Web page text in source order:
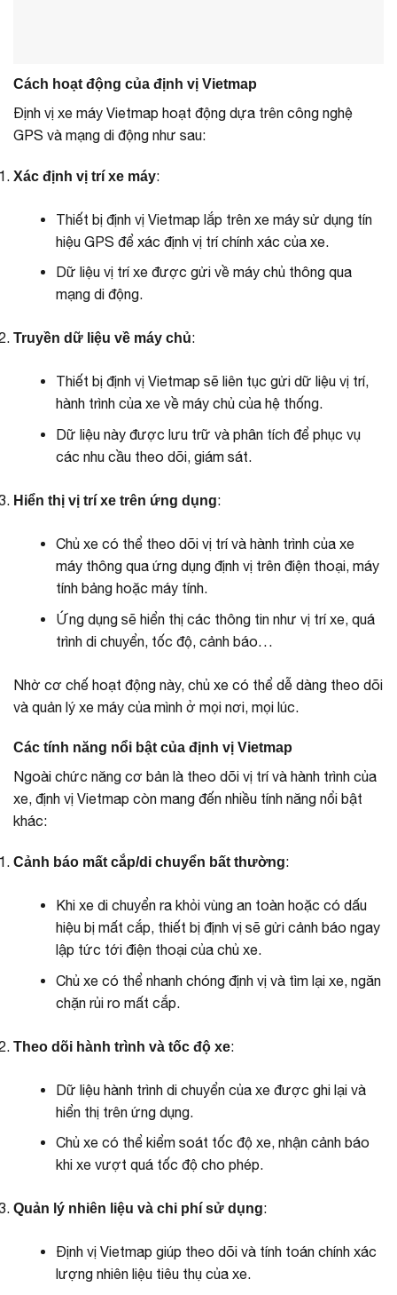
Cách hoạt động của định vị Vietmap
Định vị xe máy Vietmap hoạt động dựa trên công nghệ
GPS và mạng di động như sau:
Xác định vị trí xe máy:
Thiết bị định vị Vietmap lắp trên xe máy sử dụng tín
hiệu GPS để xác định vị trí chính xác của xe.
Dữ liệu vị trí xe được gửi về máy chủ thông qua
mạng di động.
Truyền dữ liệu về máy chủ:
Thiết bị định vị Vietmap sẽ liên tục gửi dữ liệu vị trí,
hành trình của xe về máy chủ của hệ thống.
Dữ liệu này được lưu trữ và phân tích để phục vụ
các nhu cầu theo dõi, giám sát.
Hiển thị vị trí xe trên ứng dụng:
Chủ xe có thể theo dõi vị trí và hành trình của xe
máy thông qua ứng dụng định vị trên điện thoại, máy
tính bảng hoặc máy tính.
Ứng dụng sẽ hiển thị các thông tin như vị trí xe, quá
trình di chuyển, tốc độ, cảnh báo…
Nhờ cơ chế hoạt động này, chủ xe có thể dễ dàng theo dõi
và quản lý xe máy của mình ở mọi nơi, mọi lúc.
Các tính năng nổi bật của định vị Vietmap
Ngoài chức năng cơ bản là theo dõi vị trí và hành trình của
xe, định vị Vietmap còn mang đến nhiều tính năng nổi bật
khác:
Cảnh báo mất cắp/di chuyển bất thường:
Khi xe di chuyển ra khỏi vùng an toàn hoặc có dấu
hiệu bị mất cắp, thiết bị định vị sẽ gửi cảnh báo ngay
lập tức tới điện thoại của chủ xe.
Chủ xe có thể nhanh chóng định vị và tìm lại xe, ngăn
chặn rủi ro mất cắp.
Theo dõi hành trình và tốc độ xe:
Dữ liệu hành trình di chuyển của xe được ghi lại và
hiển thị trên ứng dụng.
Chủ xe có thể kiểm soát tốc độ xe, nhận cảnh báo
khi xe vượt quá tốc độ cho phép.
Quản lý nhiên liệu và chi phí sử dụng:
Định vị Vietmap giúp theo dõi và tính toán chính xác
lượng nhiên liệu tiêu thụ của xe.